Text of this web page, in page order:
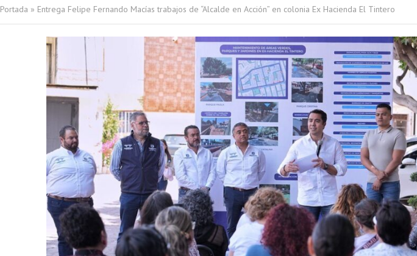
Portada » Entrega Felipe Fernando Macías trabajos de “Alcalde en Acción” en colonia Ex Hacienda El Tintero